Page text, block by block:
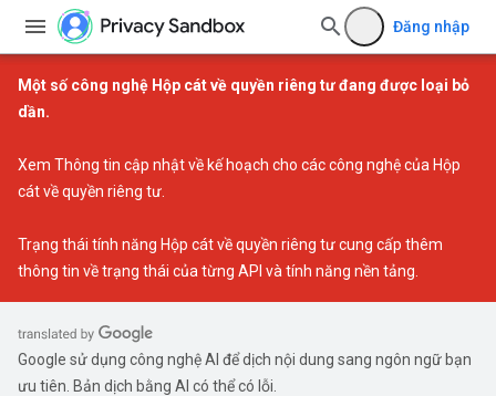
Đăng nhập
Một số công nghệ Hộp cát về quyền riêng tư đang được loại bỏ
dần.
Xem Thông tin cập nhật về kế hoạch cho các công nghệ của Hộp
cát về quyền riêng tư
Trạng thái tính năng Hộp cát về quyền riêng tưcung cấp thêm
thông tin về trạng thái của từng API và tính năng nền tảng.
Google sử dụng công nghệ AI để dịch nội dung sang ngôn ngữ bạn
ưu tiên. Bản dịch bằng AI có thể có lỗi.